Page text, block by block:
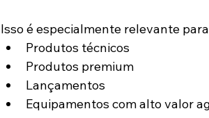
Isso é especialmente relevante
Produtos técnicos
Produtos premium
Lançamentos
Equipamentos com alto valor